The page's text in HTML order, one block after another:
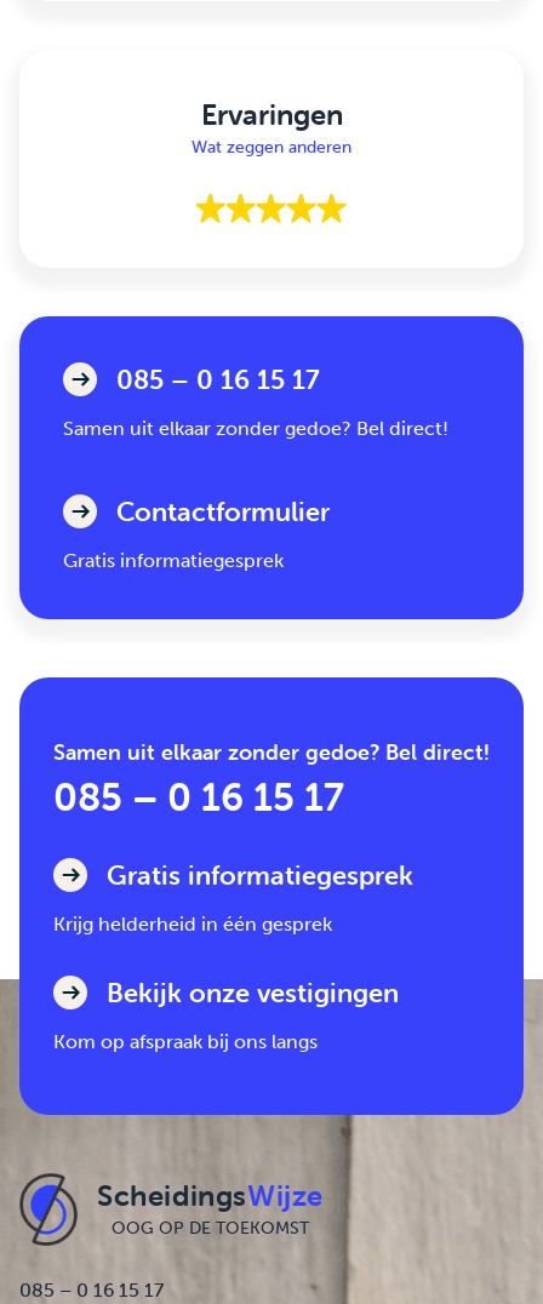
Ervaringen
Wat zeggen anderen
085 – 0 16 15 17
Samen uit elkaar zonder gedoe? Bel direct!
Contactformulier
Gratis informatiegesprek
Samen uit elkaar zonder gedoe? Bel direct!
085 – 0 16 15 17
Gratis informatiegesprek
Krijg helderheid in één gesprek
Bekijk onze vestigingen
Kom op afspraak bij ons langs
ScheidingsWijze
OOG OP DE TOEKOMST
085 – 0 16 15 17